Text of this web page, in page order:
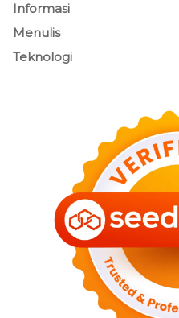
Informasi
Menulis
Teknologi